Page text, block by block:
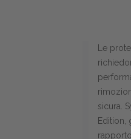
Le
sicura.
Edition,